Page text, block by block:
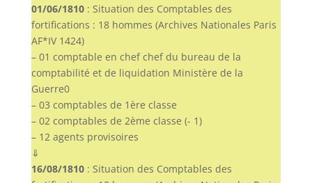
01/06/1810: Situation des Comptables des
fortifications : 18 hommes (Archives Nationales Paris
AF*IV 1424)
– 01 comptable en chef chef du bureau de la
comptabilité et de liquidation Ministère de la
Guerre0
– 03 comptables de 1ère classe
– 02 comptables de 2ème classe (- 1)
– 12 agents provisoires
⇓
16/08/1810: Situation des Comptables des